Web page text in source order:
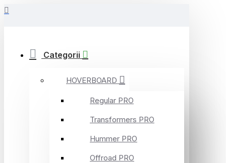
Categorii
HOVERBOARD
Regular PRO
Transformers PRO
Hummer PRO
Offroad PRO